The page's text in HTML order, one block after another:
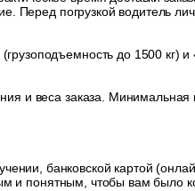
Перед погрузкой водитель
до 1500 кг)
и веса заказа.
банковской картой
и понятным, чтобы вам было